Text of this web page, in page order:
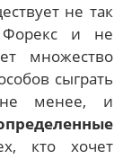
не так
и не
множество
сыграть
менее, и
кто хочет